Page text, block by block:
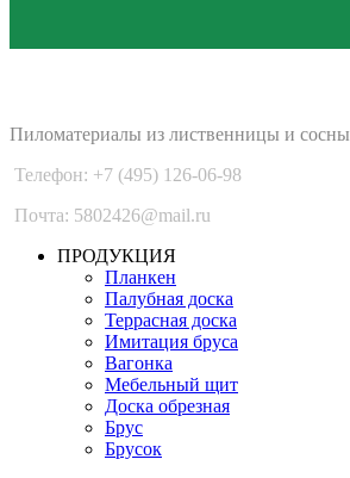
Пиломатериалы из лиственницы и сосны
Телефон: +7 (495) 126-06-98
Почта: 5802426@mail.ru
ПРОДУКЦИЯ
Планкен
Палубная доска
Террасная доска
Имитация бруса
Вагонка
Мебельный щит
Доска обрезная
Брус
Брусок